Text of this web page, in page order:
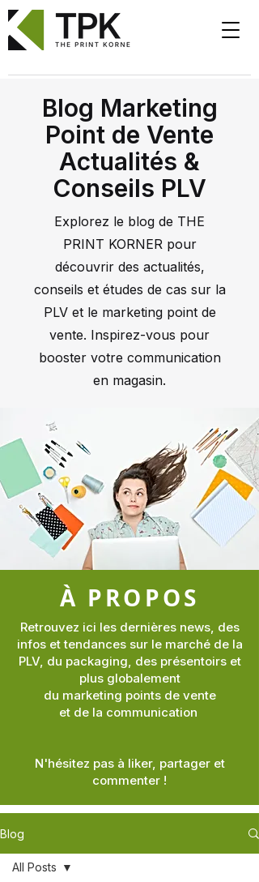
Blog Marketing
Point de Vente
Actualités &
Conseils PLV
Explorez le blog de THE
PRINT KORNER pour
découvrir des actualités,
conseils et études de cas sur la
PLV et le marketing point de
vente. Inspirez-vous pour
booster votre communication
en magasin.
À PROPOS
Retrouvez ici les dernières news, des
infos et tendances sur le marché de la
PLV, du packaging, des présentoirs et
plus globalement
du marketing points de vente
et de la communication
N'hésitez pas à liker, partager et
commenter !
Blog
All Posts